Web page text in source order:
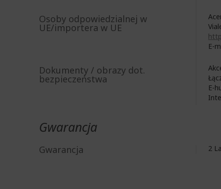
Osoby odpowiedzialnej w
UE/importera w UE
E-
Dokumenty / obrazy dot.
bezpieczeństwa
E-
Gwarancja
Gwarancja 2